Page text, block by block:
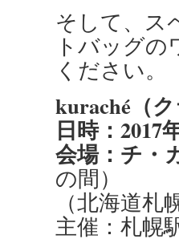
そして、ス
トバッグ
ください。
kuraché（
日時：2017
会場：チ・
の間）
（北海道
主催：札幌